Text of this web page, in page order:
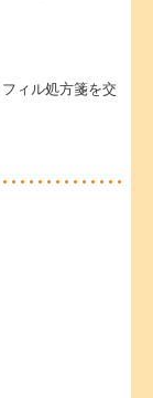
ィル処方箋を交